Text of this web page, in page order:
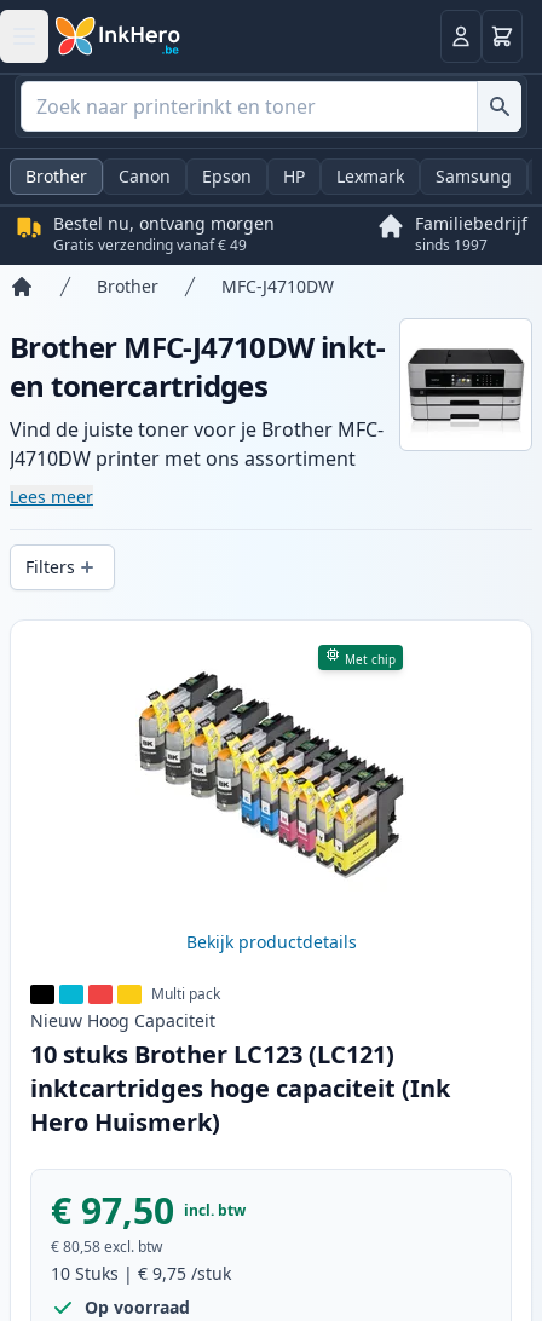
Log in
Brother Canon Epson HP Lexmark Samsung
Bestel nu, ontvang morgen
Gratis verzending vanaf € 49
Familiebedrijf
sinds 1997
Brother MFC-J4710DW
Brother MFC-J4710DW inkt-
en tonercartridges
Vind de juiste toner voor je Brother MFC-
J4710DW printer met ons assortiment
compatibele en high-yield cartridges.
snelle levering vanuit lokale voorraad in .
Lees meer
Filters
Producten
Met chip
Bekijk productdetails
Multi pack
Nieuw Hoog Capaciteit
10 stuks Brother LC123 (LC121)
inktcartridges hoge capaciteit (Ink
Hero Huismerk)
€ 97,50 incl. btw
€ 80,58excl. btw
10 Stuks | € 9,75 /stuk
Op voorraad